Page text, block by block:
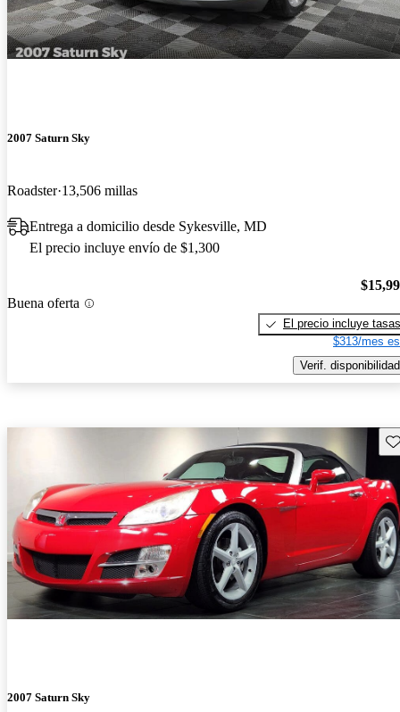
2007 Saturn Sky
Roadster 13,506 millas
Entrega a domicilio desde Sykesville, MD
El precio incluye envío de $1,300
Buena oferta
El precio incluye tasas
$313/mes
Verif. disponibilidad
2007 Saturn Sky